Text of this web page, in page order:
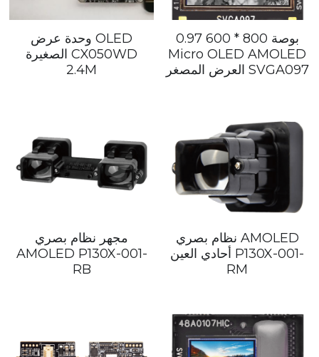
Português
وحدة عرض OLED
الصغيرة CX050WD
2.4M
0.97 بوصة 800 * 600
Micro OLED AMOLED
العرض المصغر SVGA097
مجهر نظام بصري
AMOLED P130X-001-
RB
نظام بصري AMOLED
أحادي العين P130X-001-
RM